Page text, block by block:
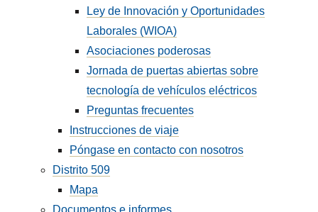
Ley de Innovación y Oportunidades
Laborales (WIOA)
Asociaciones poderosas
Jornada de puertas abiertas sobre
tecnología de vehículos eléctricos
Preguntas frecuentes
Instrucciones de viaje
Póngase en contacto con nosotros
Distrito 509
Mapa
Documentos e informes